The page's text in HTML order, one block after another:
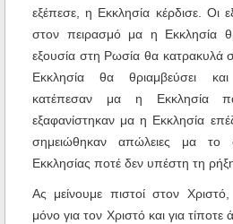
εξέπεσε, η Εκκλησία κέρδισε. Οι
στον πειρασμό μα η Εκκλησία
εξουσία στη Ρωσία θα κατρακυλά
Εκκλησία θα θριαμβεύσει και
κατέπεσαν μα η Εκκλησία
εξαφανίστηκαν μα η Εκκλησία
σημειώθηκαν απώλειες μα το
Εκκλησίας ποτέ δεν υπέστη τη
Ας μείνουμε πιστοί στον
μόνο για τον Χριστό και για